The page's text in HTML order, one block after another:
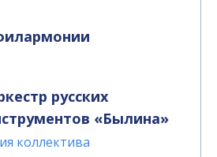
русских
«Былина»
коллектива